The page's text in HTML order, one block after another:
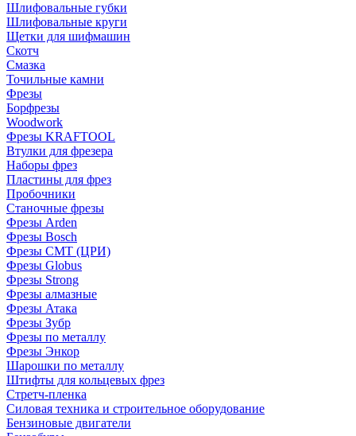
Шлифовальные губки
Шлифовальные круги
Щетки для шифмашин
Скотч
Смазка
Точильные камни
Фрезы
Борфрезы
Woodwork
Фрезы KRAFTOOL
Втулки для фрезера
Наборы фрез
Пластины для фрез
Пробочники
Станочные фрезы
Фрезы Arden
Фрезы Bosch
Фрезы CMT (ЦРИ)
Фрезы Globus
Фрезы Strong
Фрезы алмазные
Фрезы Атака
Фрезы Зубр
Фрезы по металлу
Фрезы Энкор
Шарошки по металлу
Штифты для кольцевых фрез
Стретч-пленка
Силовая техника и строительное оборудование
Бензиновые двигатели